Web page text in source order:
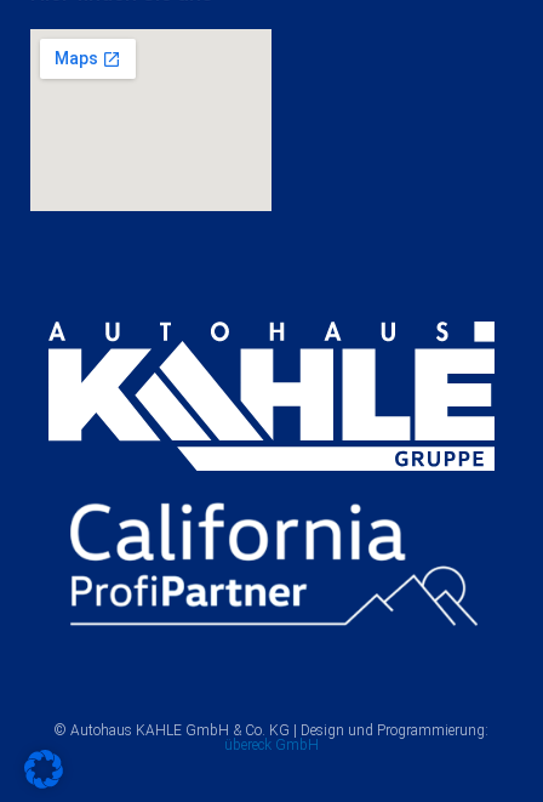
© Autohaus KAHLE GmbH & Co. KG | Design und Programmierung:
übereck GmbH